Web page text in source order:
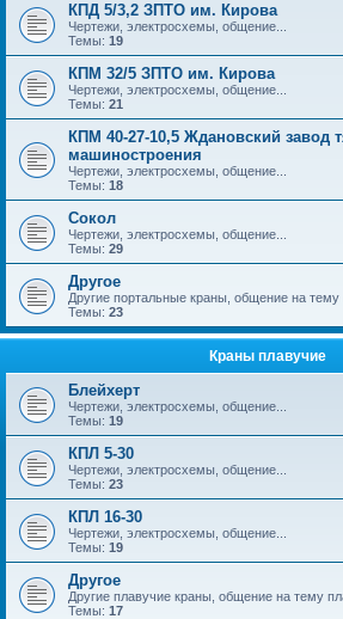
КПД 5/3,2 ЗПТО им. Кирова
Чертежи, электросхемы, общение...
Темы: 19
КПМ 32/5 ЗПТО им. Кирова
Чертежи, электросхемы, общение...
Темы: 21
КПМ 40-27-10,5 Ждановский завод
машиностроения
Чертежи, электросхемы, общение...
Темы: 18
Сокол
Чертежи, электросхемы, общение...
Темы: 29
Другое
Другие портальные краны, общение на тему
Темы: 23
Краны плавучие
Блейхерт
Чертежи, электросхемы, общение...
Темы: 19
КПЛ 5-30
Чертежи, электросхемы, общение...
Темы: 23
КПЛ 16-30
Чертежи, электросхемы, общение...
Темы: 19
Другое
Другие плавучие краны, общение на тему
Темы: 17